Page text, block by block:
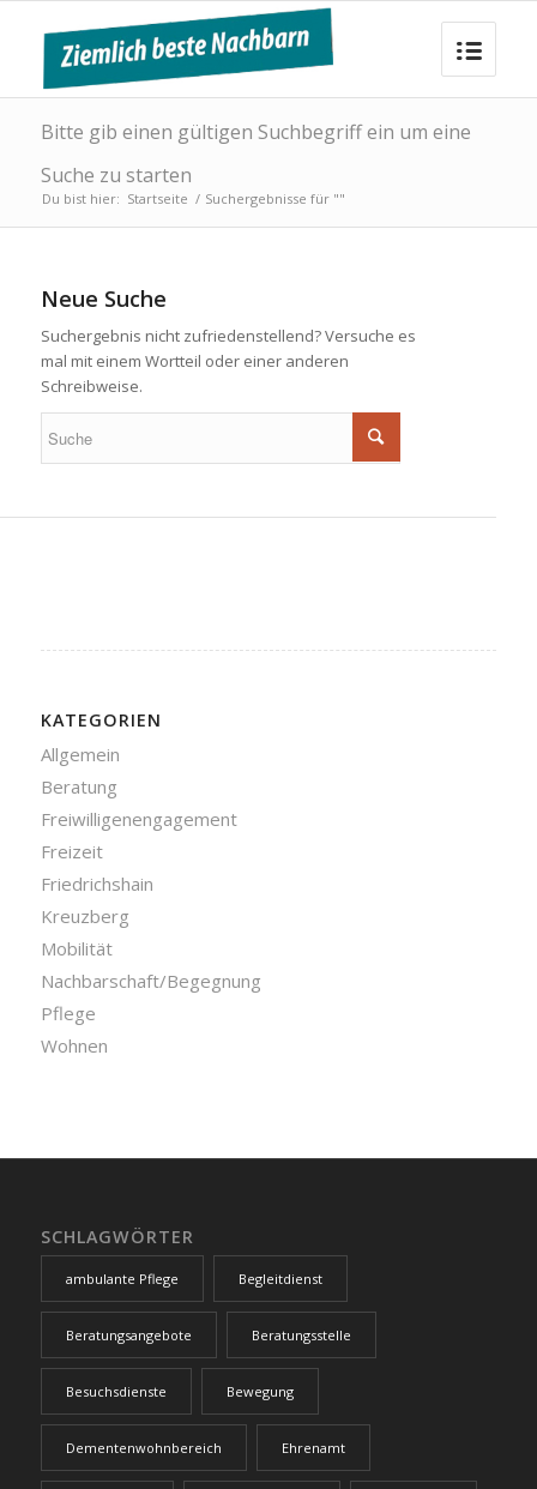
Bitte gib einen gültigen Suchbegriff ein um eine
Suche zu starten
Du bist hier: Startseite / Suchergebnisse für ""
Neue Suche
Suchergebnis nicht zufriedenstellend? Versuche es
mal mit einem Wortteil oder einer anderen
Schreibweise.
KATEGORIEN
Allgemein
Beratung
Freiwilligenengagement
Freizeit
Friedrichshain
Kreuzberg
Mobilität
Nachbarschaft/Begegnung
Pflege
Wohnen
SCHLAGWÖRTER
ambulante Pflege Begleitdienst
Beratungsangebote Beratungsstelle
Besuchsdienste Bewegung
Dementenwohnbereich Ehrenamt